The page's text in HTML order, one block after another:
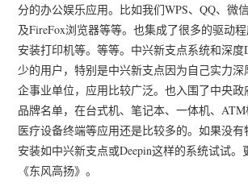
分的办公娱乐应用。比如我们WPS、QQ、微
及FireFox浏览器等等。也集成了很多的驱动
安装打印机等。等等。中兴新支点系统和深度
少的用户，特别是中兴新支点因为自己实力
企事业单位，应用比较广泛。也入围了中央政
品牌名单，在台式机、笔记本、一体机、ATM
医疗设备终端等应用还是比较多的。如果没有
安装如中兴新支点或Deepin这样的系统试试
《东风高扬》。